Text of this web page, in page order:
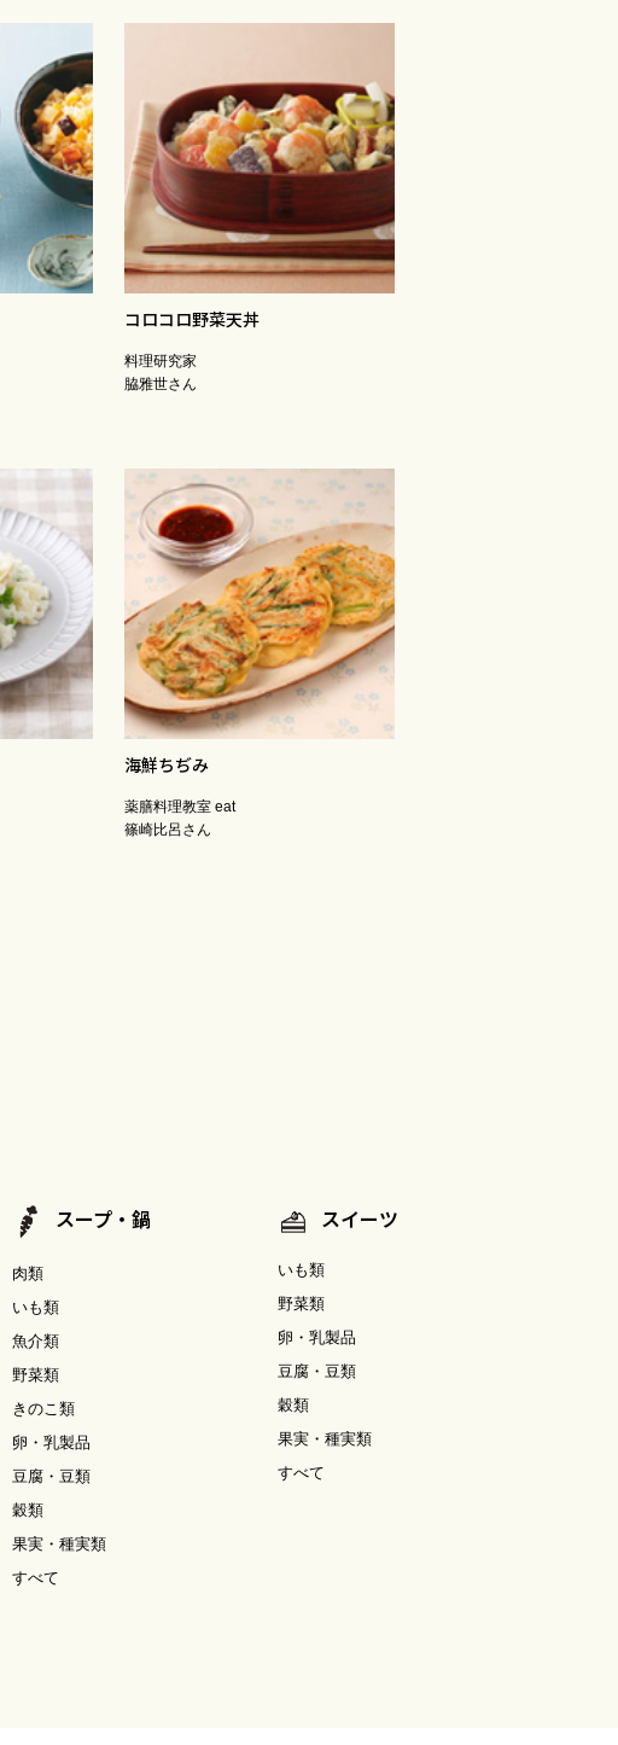
コロコロ野菜天丼
料理研究家
脇雅世さん
海鮮ちぢみ
薬膳料理教室 eat
篠崎比呂さん
スープ・鍋
肉類
いも類
魚介類
野菜類
きのこ類
卵・乳製品
豆腐・豆類
穀類
果実・種実類
すべて
スイーツ
いも類
野菜類
卵・乳製品
豆腐・豆類
穀類
果実・種実類
すべて